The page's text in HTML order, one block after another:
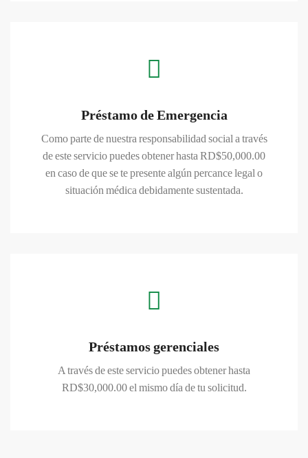
CONOCER MAS
Préstamo de Emergencia
Como parte de nuestra responsabilidad social a través
de este servicio puedes obtener hasta RD$50,000.00
en caso de que se te presente algún percance legal o
situación médica debidamente sustentada.
Préstamos gerenciales
A través de este servicio puedes obtener hasta
RD$30,000.00 el mismo día de tu solicitud.